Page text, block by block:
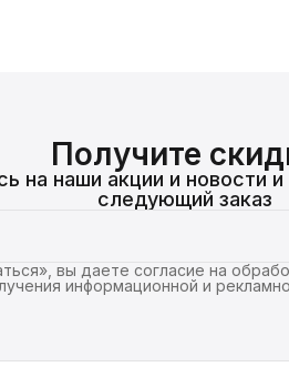
Получите
на наши акции и новости и
следующий заказ
вы даете согласие на
информационной и